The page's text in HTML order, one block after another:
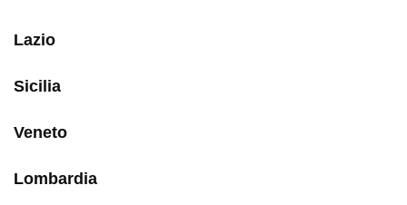
Lazio
Sicilia
Veneto
Lombardia